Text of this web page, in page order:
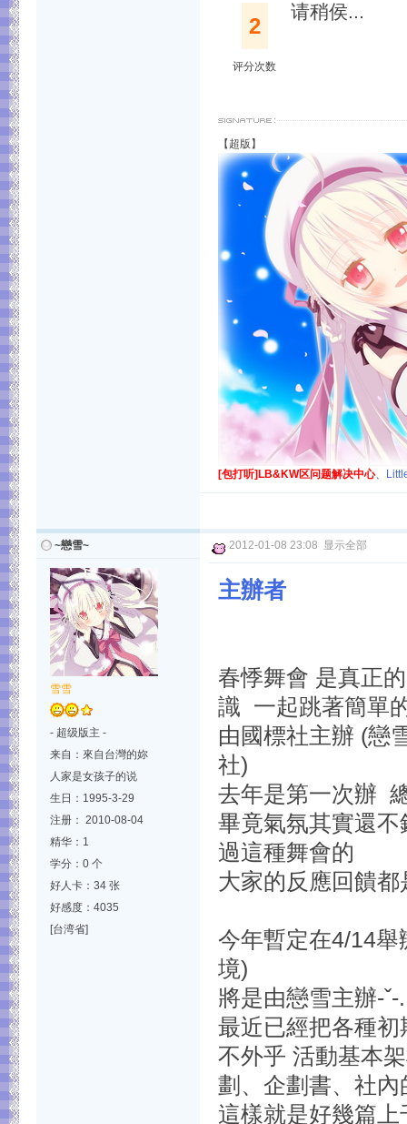
2
评分次数
请稍侯...
【超版】
[包打听]LB&KW区问题解决中心、
~戀雪~
雪雪
- 超级版主 -
来自：來自台灣的妳
人家是女孩子的说
生日：1995-3-29
注册： 2010-08-04
精华：1
学分：0 个
好人卡：34 张
好感度：4035
[台湾省]
2012-01-08 23:08 显示全部
主辦者
春悸舞會 是真正
識 一起跳著簡單
由國標社主辦 (戀
社)
去年是第一次辦
畢竟氣氛其實還
過這種舞會的
大家的反應回饋都
今年暫定在4/14
境)
將是由戀雪主辦-ˇ-
最近已經把各種初
不外乎 活動基本
劃、企劃書、社
這樣就是好幾篇